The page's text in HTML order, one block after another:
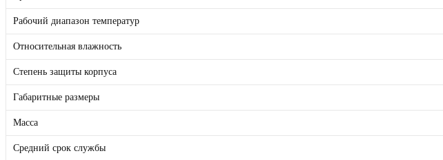
Рабочий диапазон температур
Относительная влажность
Степень защиты корпуса
Габаритные размеры
Масса
Средний срок службы